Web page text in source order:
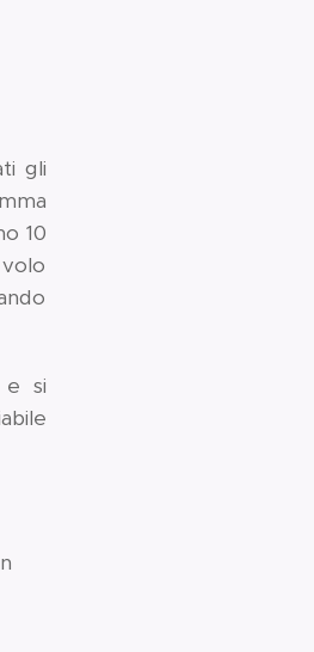
gli
10
e si